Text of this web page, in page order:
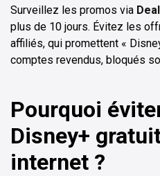
Surveillez les promos via
plus de 10 jours. Évitez les
affiliés, qui promettent «
comptes revendus, bloqués
Pourquoi
Disney+
internet ?